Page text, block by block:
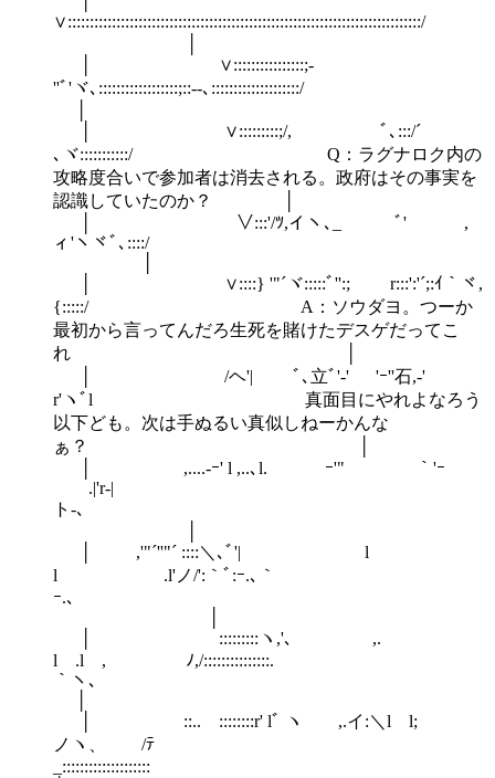
│ ∨::::::::::::::::;-
''ﾞ'ヾ､
│ ∨:::::::::;/, ﾞ､:::/´
､ヾ:::::::::::/ Q：ラグナロク内の
攻略度合いで参加者は消去される。政府はその事実を
認識していたのか？ │
│ ∨:::'/ﾂ,イヽ､_ ﾞ' ,
ィ'
│ ∨::::} '"´ヾ:::::ﾞ'':; r:::':'´;:ｲ｀ヾ,
{:::::/ A：ソウダヨ。つーか
最初から言ってんだろ生死を賭けたデスゲだってこ
れ │
│ /ヘ'| ﾞ､立ﾞ'‐' 'ｰ''石,‐'
r'ヽﾞl 真面目にやれよなろう
以下ども。次は手ぬるい真似しねーかんな
ぁ？ │
│ ,....-ｰ' l ,..､l. ｰ'" ｀'ｰ
.|'r-|
│ ,'"´''"´ ::::＼､ﾞ'| l
l .l'ノ/':｀ﾞ:ｰ.､｀
ｰ
│ :::::::::ヽ,'､ ,.
l .l , ﾉ,/:::::::::::::::.
│ ::.. ::::::::r' lﾞ ヽ ,.イ:＼l l;
ノヽ、 /ﾃ